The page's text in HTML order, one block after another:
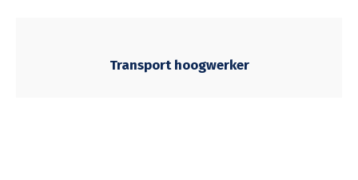
Transport hoogwerker